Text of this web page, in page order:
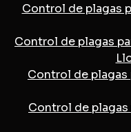
Control de plagas
Control de plagas
Control de plagas
Control de plagas